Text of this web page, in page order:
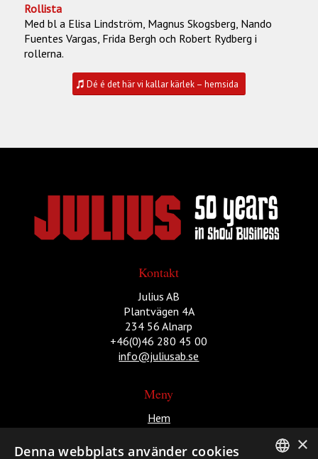
Rollista
Med bl a Elisa Lindström, Magnus Skogsberg, Nando
Fuentes Vargas, Frida Bergh och Robert Rydberg i
rollerna.
Dé é det här vi kallar kärlek – hemsida
Kontakt
Julius AB
Plantvägen 4A
234 56 Alnarp
+46(0)46 280 45 00
info@juliusab.se
Meny
Hem
Produktion
×
Denna webbplats använder cookies